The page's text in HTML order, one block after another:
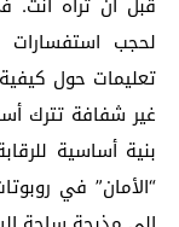
لحجب
تعليمات حول
غير شفافة تترك
بنية أساسية
“الأمان” في